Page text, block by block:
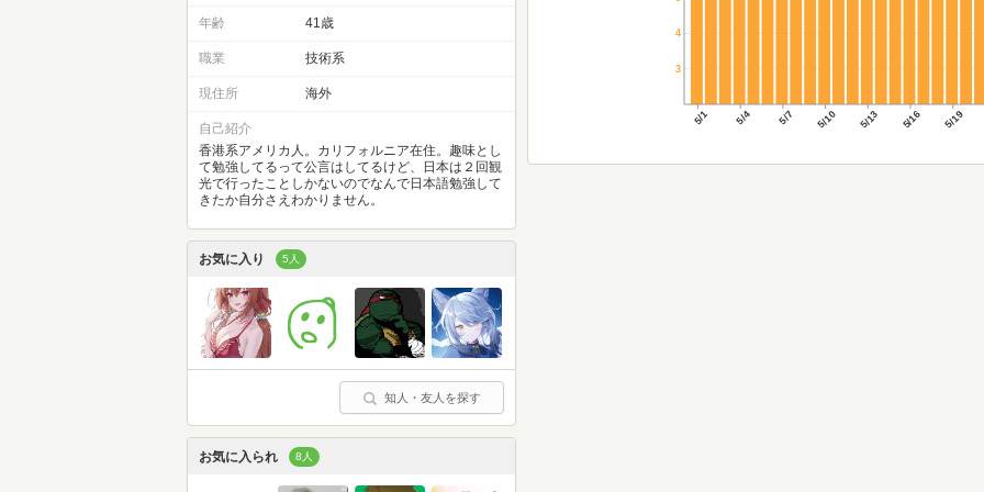
5/1 5/4 5/7 5/10 5/13 5/16 5/19
3
4
年齢 41歳
職業 技術系
現住所 海外
自己紹介
香港系アメリカ人。カリフォルニア在住。趣味とし
て勉強してるって公言はしてるけど、日本は２回観
光で行ったことしかないのでなんで日本語勉強して
きたか自分さえわかりません。
お気に入り 5人
知人・友人を探す
お気に入られ 8人